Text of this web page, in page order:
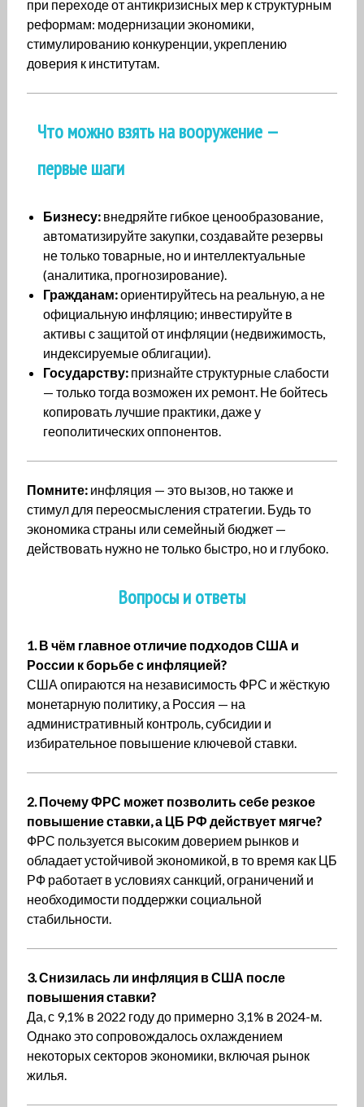
при переходе от антикризисных мер к структурным
реформам: модернизации экономики,
стимулированию конкуренции, укреплению
доверия к институтам.
Что можно взять на вооружение —
первые шаги
Бизнесу:внедряйте гибкое ценообразование,
автоматизируйте закупки, создавайте резервы
не только товарные, но и интеллектуальные
(аналитика, прогнозирование).
Гражданам:ориентируйтесь на реальную, а не
официальную инфляцию; инвестируйте в
активы с защитой от инфляции (недвижимость,
индексируемые облигации).
Государству:признайте структурные слабости
— только тогда возможен их ремонт. Не бойтесь
копировать лучшие практики, даже у
геополитических оппонентов.
Помните:инфляция — это вызов, но также и
стимул для переосмысления стратегии. Будь то
экономика страны или семейный бюджет —
действовать нужно не только быстро, но и глубоко.
Вопросы и ответы
1. В чём главное отличие подходов США и
России к борьбе с инфляцией?
США опираются на независимость ФРС и жёсткую
монетарную политику, а Россия — на
административный контроль, субсидии и
избирательное повышение ключевой ставки.
2. Почему ФРС может позволить себе резкое
повышение ставки, а ЦБ РФ действует мягче?
ФРС пользуется высоким доверием рынков и
обладает устойчивой экономикой, в то время как ЦБ
РФ работает в условиях санкций, ограничений и
необходимости поддержки социальной
стабильности.
3. Снизилась ли инфляция в США после
повышения ставки?
Да, с 9,1% в 2022 году до примерно 3,1% в 2024-м.
Однако это сопровождалось охлаждением
некоторых секторов экономики, включая рынок
жилья.